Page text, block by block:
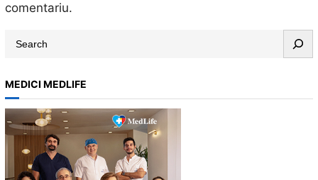
comentariu.
a
r
c
h
MEDICI MEDLIFE